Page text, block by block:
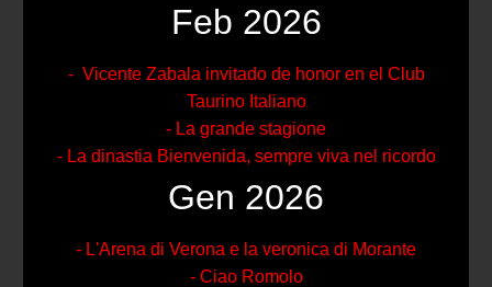
Feb 2026
- Vicente Zabala invitado de honor en el Club
Taurino Italiano
- La grande stagione
- La dinastia Bienvenida, sempre viva nel ricordo
Gen 2026
- L'Arena di Verona e la veronica di Morante
- Ciao Romolo